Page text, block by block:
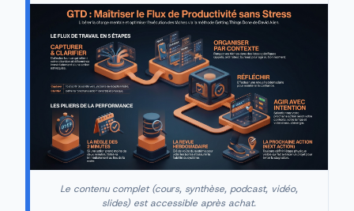
Le contenu complet (cours, synthèse, podcast, vidéo,
slides) est accessible après achat.